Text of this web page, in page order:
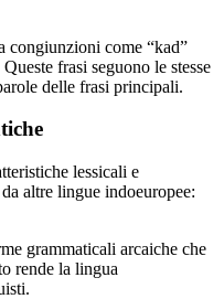
congiunzioni come “kad”
frasi seguono le stesse
delle frasi principali.
lessicali e
altre lingue indoeuropee:
grammaticali arcaiche che
rende la lingua